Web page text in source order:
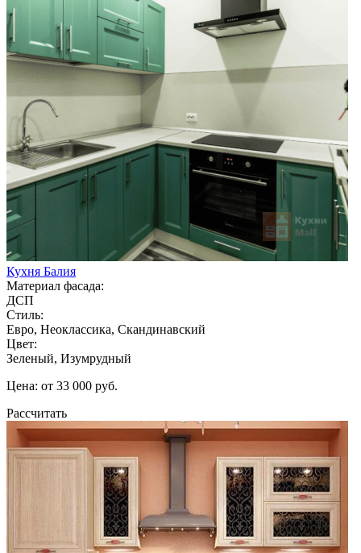
Кухня Балия
Материал фасада:
ДСП
Стиль:
Евро, Неоклассика, Скандинавский
Цвет:
Зеленый, Изумрудный
Цена: от 33 000 руб.
Рассчитать